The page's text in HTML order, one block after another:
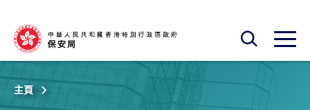
開啟搜尋框
開啟
主頁